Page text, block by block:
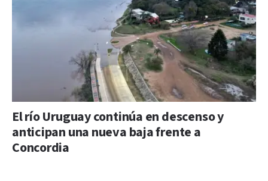
El río Uruguay continúa en descenso y
anticipan una nueva baja frente a
Concordia